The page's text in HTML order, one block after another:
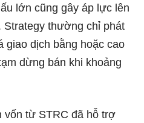
lớn cũng gây áp lực lên
Strategy thường chỉ phát
giao dịch bằng hoặc cao
dừng bán khi khoảng
vốn từ STRC đã hỗ trợ